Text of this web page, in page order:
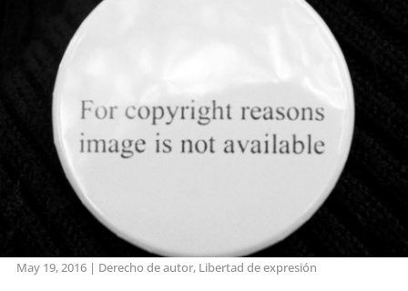
May 19, 2016| Derecho de autor, Libertad de expresión